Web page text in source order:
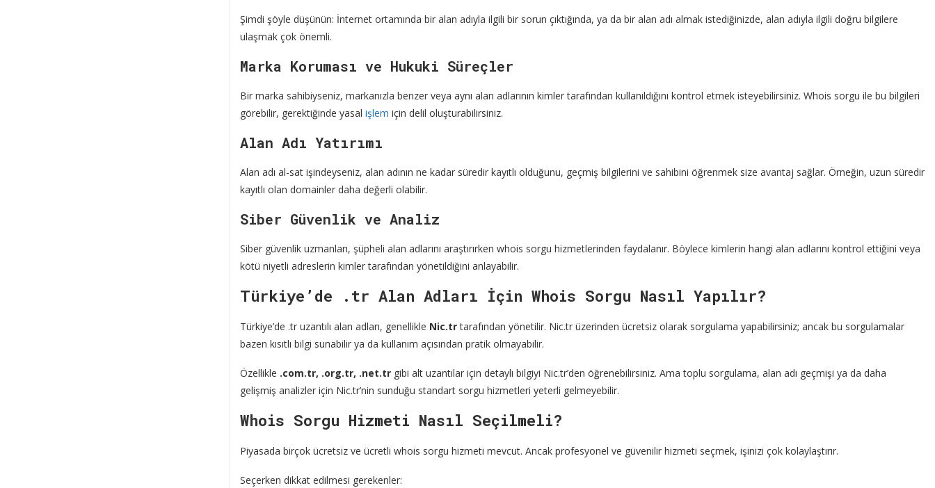
Şimdi şöyle düşünün: İnternet ortamında bir alan adıyla ilgili bir sorun çıktığında, ya da bir alan adı almak istediğinizde, alan adıyla ilgili doğru bilgilere
ulaşmak çok önemli.
Marka Koruması ve Hukuki Süreçler
Bir marka sahibiyseniz, markanızla benzer veya aynı alan adlarının kimler tarafından kullanıldığını kontrol etmek isteyebilirsiniz. Whois sorgu ile bu bilgileri
görebilir, gerektiğinde yasal işlem için delil oluşturabilirsiniz.
Alan Adı Yatırımı
Alan adı al-sat işindeyseniz, alan adının ne kadar süredir kayıtlı olduğunu, geçmiş bilgilerini ve sahibini öğrenmek size avantaj sağlar. Örneğin, uzun süredir
kayıtlı olan domainler daha değerli olabilir.
Siber Güvenlik ve Analiz
Siber güvenlik uzmanları, şüpheli alan adlarını araştırırken whois sorgu hizmetlerinden faydalanır. Böylece kimlerin hangi alan adlarını kontrol ettiğini veya
kötü niyetli adreslerin kimler tarafından yönetildiğini anlayabilir.
Türkiye’de .tr Alan Adları İçin Whois Sorgu Nasıl Yapılır?
Türkiye’de .tr uzantılı alan adları, genellikle Nic.trtarafından yönetilir. Nic.tr üzerinden ücretsiz olarak sorgulama yapabilirsiniz; ancak bu sorgulamalar
bazen kısıtlı bilgi sunabilir ya da kullanım açısından pratik olmayabilir.
Özellikle .com.tr, .org.tr, .net.tr gibi alt uzantılar için detaylı bilgiyi Nic.tr’den öğrenebilirsiniz. Ama toplu sorgulama, alan adı geçmişi ya da daha
gelişmiş analizler için Nic.tr’nin sunduğu standart sorgu hizmetleri yeterli gelmeyebilir.
Whois Sorgu Hizmeti Nasıl Seçilmeli?
Piyasada birçok ücretsiz ve ücretli whois sorgu hizmeti mevcut. Ancak profesyonel ve güvenilir hizmeti seçmek, işinizi çok kolaylaştırır.
Seçerken dikkat edilmesi gerekenler: